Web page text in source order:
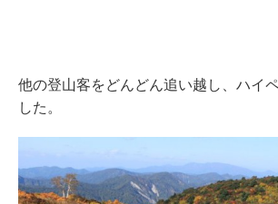
他の登山客をどんどん追い越し、ハイ
した。